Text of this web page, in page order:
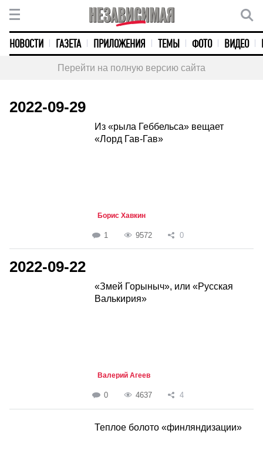
НОВОСТИ ГАЗЕТА ПРИЛОЖЕНИЯ ТЕМЫ ФОТО ВИДЕО
Перейти на полную версию сайта
2022-09-29
Из «рыла Геббельса» вещает
«Лорд Гав-Гав»
Борис Хавкин
1 9572 0
2022-09-22
«Змей Горыныч», или «Русская
Валькирия»
Валерий Агеев
0 4637 4
Теплое болото «финляндизации»